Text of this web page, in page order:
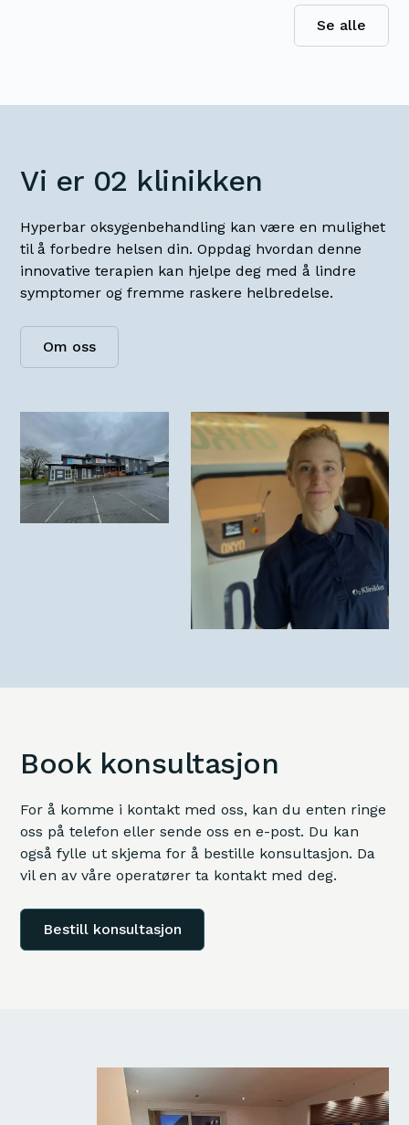
Se alle
Vi er 02 klinikken
Hyperbar oksygenbehandling kan være en mulighet
til å forbedre helsen din. Oppdag hvordan denne
innovative terapien kan hjelpe deg med å lindre
symptomer og fremme raskere helbredelse.
Om oss
Book konsultasjon
For å komme i kontakt med oss, kan du enten ringe
oss på telefon eller sende oss en e-post. Du kan
også fylle ut skjema for å bestille konsultasjon. Da
vil en av våre operatører ta kontakt med deg.
Bestill konsultasjon